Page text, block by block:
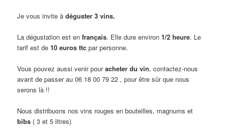
Je vous invite àdéguster 3 vins.
La dégustation est enfrançais. Elle dure environ1/2 heure. Le
tarif est de10 euros ttcpar personne.
Vous pouvez aussi venir pouracheter du vin, contactez-nous
avant de passer au 06 18 00 79 22 , pour être sûr que nous
serons là !!
Nous distribuons nos vins rouges en bouteilles, magnums et
bibs ( 3 et 5 litres)